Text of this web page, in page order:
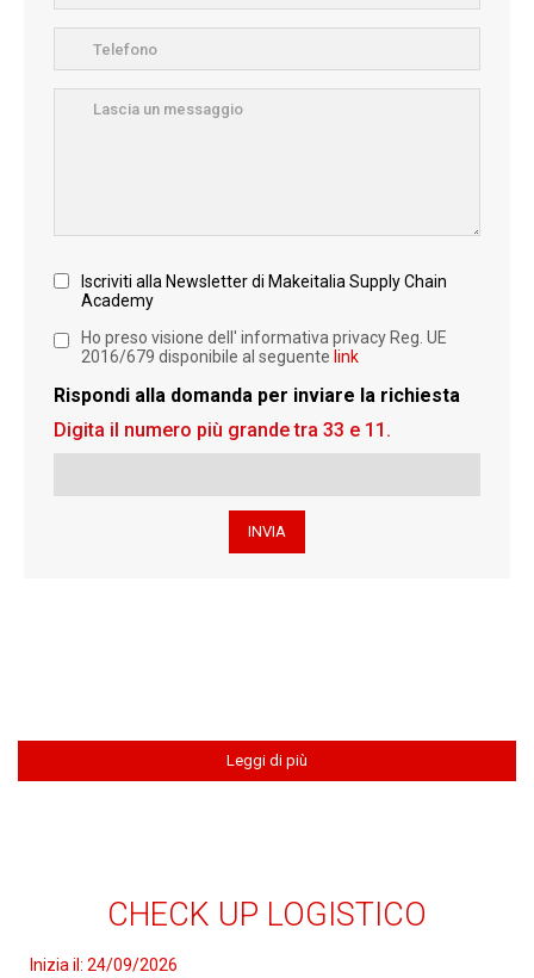
Iscriviti alla Newsletter di Makeitalia Supply Chain
Academy
Ho preso visione dell' informativa privacy Reg. UE
2016/679 disponibile al seguente link
Rispondi alla domanda per inviare la richiesta
Digita il numero più grande tra 33 e 11.
Leggi di più
CHECK UP LOGISTICO
Inizia il: 24/09/2026